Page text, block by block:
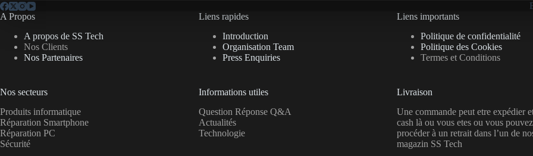
A Propos
A propos de SS Tech
Nos Clients
Nos Partenaires
Nos secteurs
Produits informatique
Réparation Smartphone
Réparation PC
Sécurité
Liens rapides
Introduction
Organisation Team
Press Enquiries
Informations utiles
Question Réponse Q&A
Actualités
Technologie
Liens importants
Politique de confidentialité
Politique des Cookies
Termes et Conditions
Livraison
Une commande peut etre expédier
cash là ou vous etes ou vous pouvez
procéder à un retrait dans l’un de
magazin SS Tech